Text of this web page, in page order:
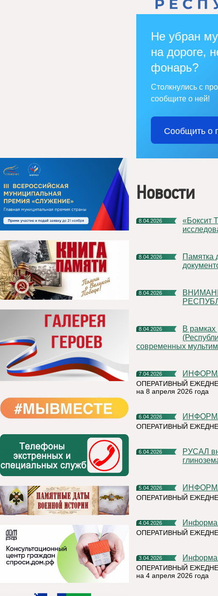
Не убран
на дороге,
фонарь?
Столкнулись с
сообщите о ней!
Сообщить о
Новости
8.04.2026
«Боксит Тимана» поможет региональным ученым продолжить
8.04.2026
Памятка для корректного оформления платежных
8.04.2026
ВНИМАНИЕ! ГОСУДАРСТВЕННАЯ ИНСПЕКЦИЯ ТРУДА В
8.04.2026
В рамках регионального проекта «Все лучшее детям
современных
7.04.2026
ОПЕРАТИВНЫЙ
на 8 апреля 2026 года
6.04.2026
ОПЕРАТИВНЫЙ
6.04.2026
РУСАЛ внедрил нейронные сети для повышения качества
5.04.2026
ОПЕРАТИВНЫЙ
4.04.2026
ОПЕРАТИВНЫЙ
3.04.2026
ОПЕРАТИВНЫЙ
на 4 апреля 2026 года